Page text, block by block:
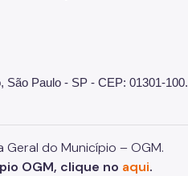
São Paulo - SP - CEP: 01301-100.
do Município – OGM.
OGM, clique no aqui.